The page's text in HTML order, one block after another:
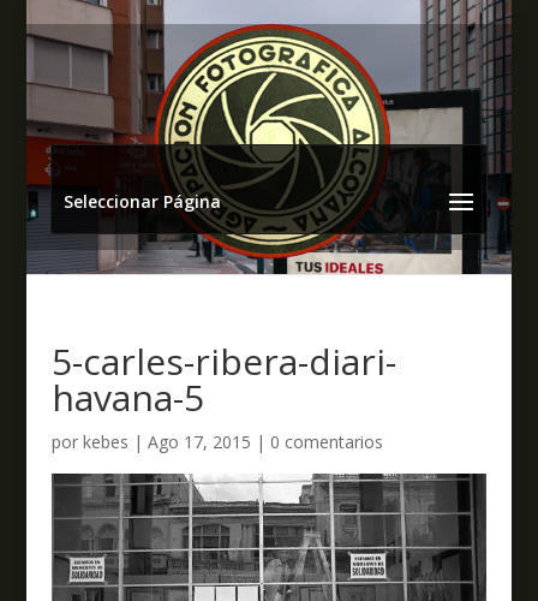
Seleccionar Página
5-carles-ribera-diari-
havana-5
por kebes | Ago 17, 2015 | 0 comentarios